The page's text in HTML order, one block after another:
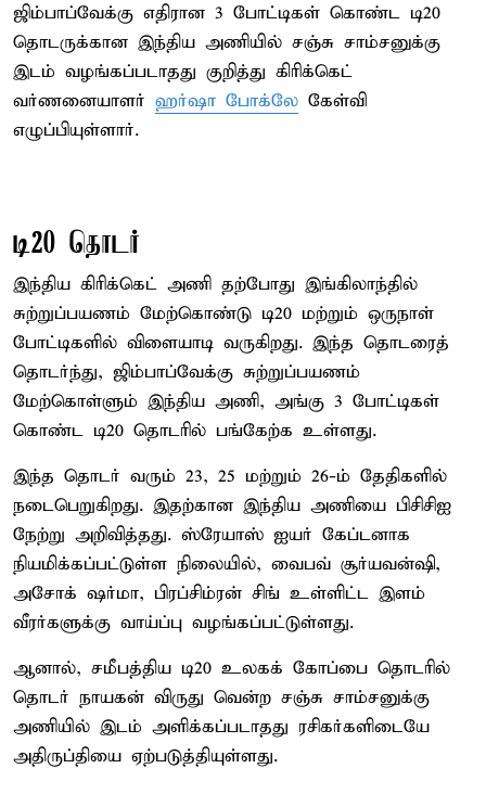
ஜிம்பாப்வேக்கு எதிரான 3 போட்டிகள் கொண்ட டி20
தொடருக்கான இந்திய அணியில் சஞ்சு சாம்சனுக்கு
இடம் வழங்கப்படாதது குறித்து கிரிக்கெட்
வர்ணனையாளர் ஹர்ஷா போக்லே கேள்வி
எழுப்பியுள்ளார்.
டி20 தொடர்
இந்திய கிரிக்கெட் அணி தற்போது இங்கிலாந்தில்
சுற்றுப்பயணம் மேற்கொண்டு டி20 மற்றும் ஒருநாள்
போட்டிகளில் விளையாடி வருகிறது. இந்த தொடரைத்
தொடர்ந்து, ஜிம்பாப்வேக்கு சுற்றுப்பயணம்
மேற்கொள்ளும் இந்திய அணி, அங்கு 3 போட்டிகள்
கொண்ட டி20 தொடரில் பங்கேற்க உள்ளது.
இந்த தொடர் வரும் 23, 25 மற்றும் 26-ம் தேதிகளில்
நடைபெறுகிறது. இதற்கான இந்திய அணியை பிசிசிஐ
நேற்று அறிவித்தது. ஸ்ரேயாஸ் ஐயர் கேப்டனாக
நியமிக்கப்பட்டுள்ள நிலையில், வைபவ் சூர்யவன்ஷி,
அசோக் ஷர்மா, பிரப்சிம்ரன் சிங் உள்ளிட்ட இளம்
வீரர்களுக்கு வாய்ப்பு வழங்கப்பட்டுள்ளது.
ஆனால், சமீபத்திய டி20 உலகக் கோப்பை தொடரில்
தொடர் நாயகன் விருது வென்ற சஞ்சு சாம்சனுக்கு
அணியில் இடம் அளிக்கப்படாதது ரசிகர்களிடையே
அதிருப்தியை ஏற்படுத்தியுள்ளது.